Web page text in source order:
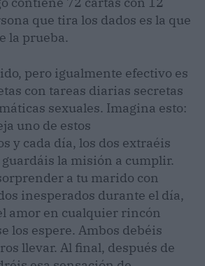
que tira los dados es la que
la prueba.
pero igualmente efectivo es
con tareas diarias secretas
sexuales. Imagina esto:
uno de estos
y cada día, los dos extraéis
la misión a cumplir.
a tu marido con
inesperados durante el día,
amor en cualquier rincón
los espere. Ambos debéis
llevar. Al final, después de